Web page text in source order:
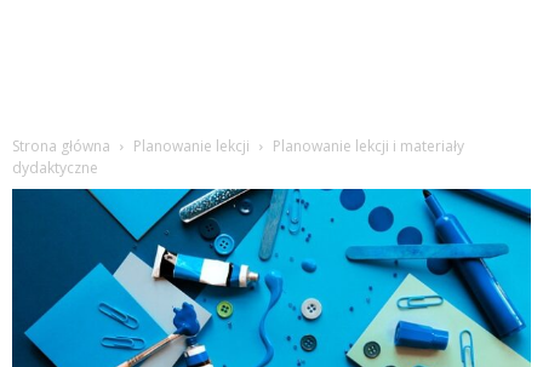
Strona główna Planowanie lekcji
Planowanie lekcji i materiały
dydaktyczne